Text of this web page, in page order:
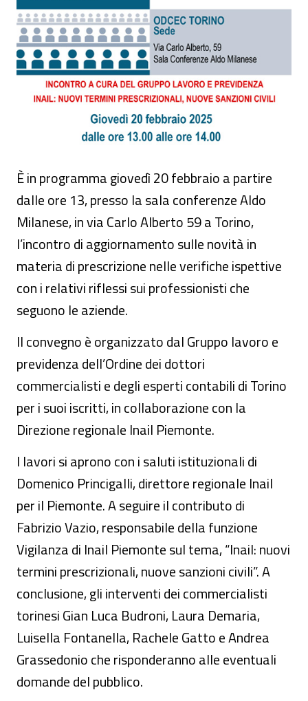
È in programma giovedì 20 febbraio a partire
dalle ore 13, presso la sala conferenze Aldo
Milanese, in via Carlo Alberto 59 a Torino,
l’incontro di aggiornamento sulle novità in
materia di prescrizione nelle verifiche ispettive
con i relativi riflessi sui professionisti che
seguono le aziende.
Il convegno è organizzato dal Gruppo lavoro e
previdenza dell’Ordine dei dottori
commercialisti e degli esperti contabili di Torino
per i suoi iscritti, in collaborazione con la
Direzione regionale Inail Piemonte.
I lavori si aprono con i saluti istituzionali di
Domenico Princigalli, direttore regionale Inail
per il Piemonte. A seguire il contributo di
Fabrizio Vazio, responsabile della funzione
Vigilanza di Inail Piemonte sul tema, “Inail: nuovi
termini prescrizionali, nuove sanzioni civili”. A
conclusione, gli interventi dei commercialisti
torinesi Gian Luca Budroni, Laura Demaria,
Luisella Fontanella, Rachele Gatto e Andrea
Grassedonio che risponderanno alle eventuali
domande del pubblico.